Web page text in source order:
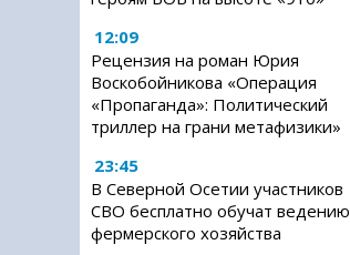
12:09
Рецензия на роман Юрия
Воскобойникова «Операция
«Пропаганда»: Политический
триллер на грани метафизики»
23:45
В Северной Осетии участников
СВО бесплатно обучат ведению
фермерского хозяйства